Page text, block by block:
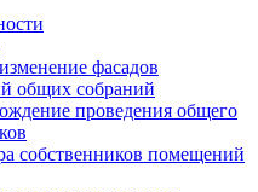
фасадов
общих собраний
проведения общего
собственников помещений